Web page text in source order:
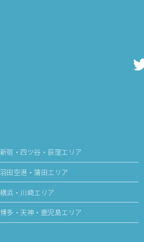
新宿・四ツ谷・荻窪エリア
羽田空港・蒲田エリア
横浜・川崎エリア
博多・天神・鹿児島エリア